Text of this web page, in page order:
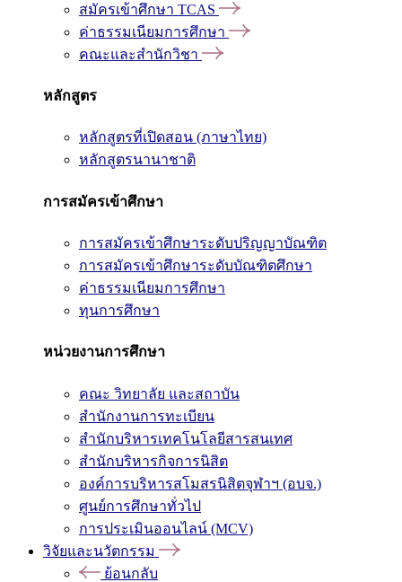
สมัครเข้าศึกษา TCAS
ค่าธรรมเนียมการศึกษา
คณะและสำนักวิชา
หลักสูตร
หลักสูตรที่เปิดสอน (ภาษาไทย)
หลักสูตรนานาชาติ
การสมัครเข้าศึกษา
การสมัครเข้าศึกษาระดับปริญญาบัณฑิต
การสมัครเข้าศึกษาระดับบัณฑิตศึกษา
ค่าธรรมเนียมการศึกษา
ทุนการศึกษา
หน่วยงานการศึกษา
คณะ วิทยาลัย และสถาบัน
สำนักงานการทะเบียน
สำนักบริหารเทคโนโลยีสารสนเทศ
สำนักบริหารกิจการนิสิต
องค์การบริหารสโมสรนิสิตจุฬาฯ (อบจ.)
ศูนย์การศึกษาทั่วไป
การประเมินออนไลน์ (MCV)
วิจัยและนวัตกรรม
ย้อนกลับ